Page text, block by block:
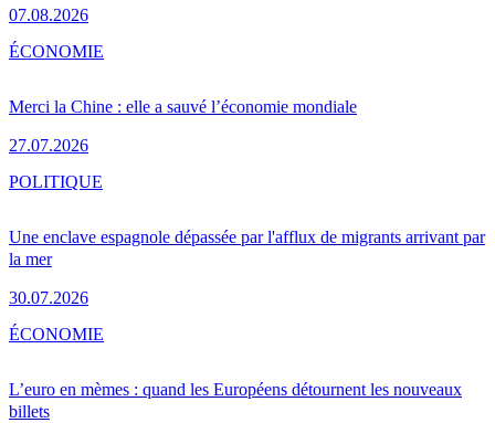
07.08.2026
Merci la Chine : elle a sauvé l’économie mondiale
27.07.2026
ÉCONOMIE
Une enclave espagnole dépassée par l'afflux de migrants arrivant par
la mer
30.07.2026
POLITIQUE
L’euro en mèmes : quand les Européens détournent les nouveaux
billets
ÉCONOMIE